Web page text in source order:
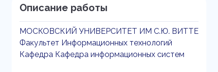
Описание работы
МОСКОВСКИЙ УНИВЕРСИТЕТ ИМ С.Ю. ВИТТЕ
Факультет Информационных технологий
Кафедра Кафедра информационных систем